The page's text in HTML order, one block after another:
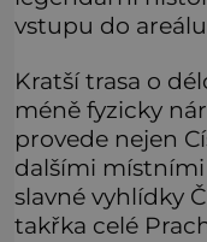
vstupu do
Kratší trasa o
méně fyzicky
provede nejen
dalšími
slavné vyhlídky
takřka celé